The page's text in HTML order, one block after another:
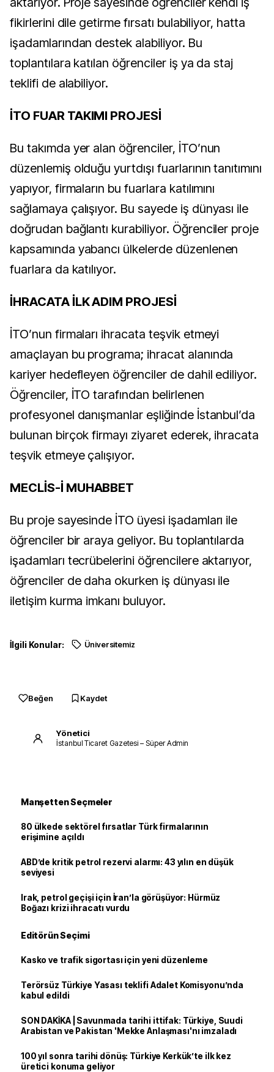
fikirlerini dile getirme fırsatı bulabiliyor, hatta
işadamlarından destek alabiliyor. Bu
toplantılara katılan öğrenciler iş ya da staj
teklifi de alabiliyor.
İTO FUAR TAKIMI PROJESİ
Bu takımda yer alan öğrenciler, İTO’nun
düzenlemiş olduğu yurtdışı fuarlarının tanıtımını
yapıyor, firmaların bu fuarlara katılımını
sağlamaya çalışıyor. Bu sayede iş dünyası ile
doğrudan bağlantı kurabiliyor. Öğrenciler proje
kapsamında yabancı ülkelerde düzenlenen
fuarlara da katılıyor.
İHRACATA İLK ADIM PROJESİ
İTO’nun firmaları ihracata teşvik etmeyi
amaçlayan bu programa; ihracat alanında
kariyer hedefleyen öğrenciler de dahil ediliyor.
Öğrenciler, İTO tarafından belirlenen
profesyonel danışmanlar eşliğinde İstanbul’da
bulunan birçok firmayı ziyaret ederek, ihracata
teşvik etmeye çalışıyor.
MECLİS-İ MUHABBET
Bu proje sayesinde İTO üyesi işadamları ile
öğrenciler bir araya geliyor. Bu toplantılarda
işadamları tecrübelerini öğrencilere aktarıyor,
öğrenciler de daha okurken iş dünyası ile
iletişim kurma imkanı buluyor.
İlgili Konular: Üniversitemiz
Beğen Kaydet
Yönetici
İstanbul Ticaret Gazetesi – Süper Admin
Manşetten Seçmeler
80 ülkede sektörel fırsatlar Türk firmalarının
erişimine açıldı
ABD’de kritik petrol rezervi alarmı: 43 yılın en düşük
seviyesi
Irak, petrol geçişi için İran’la görüşüyor: Hürmüz
Boğazı krizi ihracatı vurdu
Editörün Seçimi
Kasko ve trafik sigortası için yeni düzenleme
Terörsüz Türkiye Yasası teklifi Adalet Komisyonu’nda
kabul edildi
SON DAKİKA | Savunmada tarihi ittifak: Türkiye, Suudi
Arabistan ve Pakistan 'Mekke Anlaşması'nı imzaladı
100 yıl sonra tarihi dönüş: Türkiye Kerkük’te ilk kez
üretici konuma geliyor